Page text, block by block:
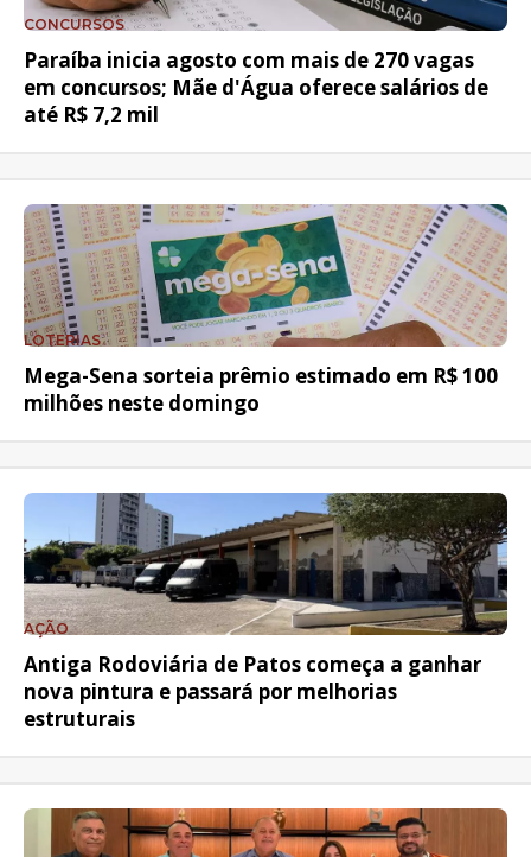
CONCURSOS
Paraíba inicia agosto com mais de 270 vagas
em concursos; Mãe d'Água oferece salários de
até R$ 7,2 mil
LOTERIAS
Mega-Sena sorteia prêmio estimado em R$ 100
milhões neste domingo
AÇÃO
Antiga Rodoviária de Patos começa a ganhar
nova pintura e passará por melhorias
estruturais